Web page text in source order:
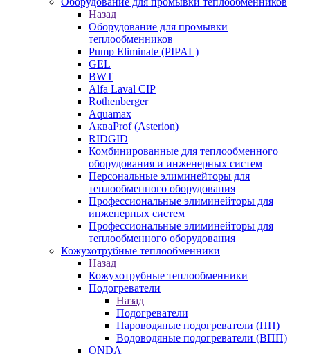
Назад
Оборудование для промывки
теплообменников
Pump Eliminate (PIPAL)
GEL
BWT
Alfa Laval CIP
Rothenberger
Aquamax
АкваProf (Asterion)
RIDGID
Комбинированные для теплообменного
оборудования и инженерных систем
Персональные элиминейторы для
теплообменного оборудования
Профессиональные элиминейторы для
инженерных систем
Профессиональные элиминейторы для
теплообменного оборудования
Кожухотрубные теплообменники
Назад
Кожухотрубные теплообменники
Подогреватели
Назад
Подогреватели
Пароводяные подогреватели (ПП)
Водоводяные подогреватели (ВПП)
ONDA